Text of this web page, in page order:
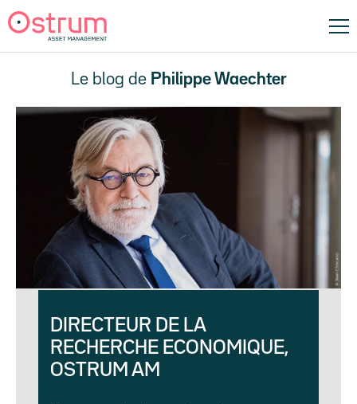
Le blog de Philippe Waechter
DIRECTEUR DE LA
RECHERCHE ECONOMIQUE,
OSTRUM AM